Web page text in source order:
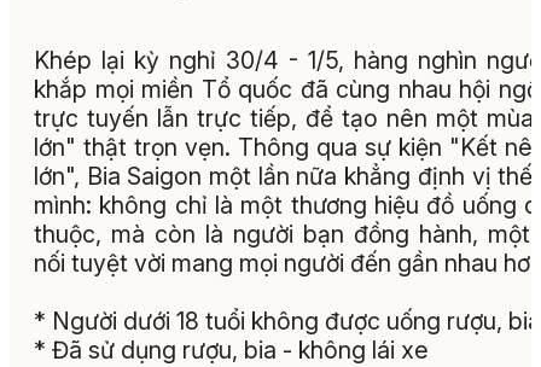
Khép lại kỳ nghỉ 30/4 - 1/5, hàng nghìn
khắp mọi miền Tổ quốc đã cùng nhau hội
trực tuyến lẫn trực tiếp, để tạo nên một mùa
lớn" thật trọn vẹn. Thông qua sự kiện "Kết
lớn", Bia Saigon một lần nữa khẳng định vị thế
mình: không chỉ là một thương hiệu đồ uống
thuộc, mà còn là người bạn đồng hành, một
nối tuyệt vời mang mọi người đến gần nhau
* Người dưới 18 tuổi không được uống rượu, bia
* Đã sử dụng rượu, bia - không lái xe